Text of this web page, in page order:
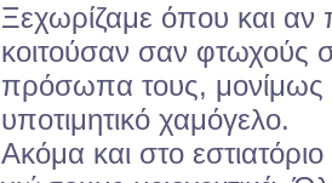
Ξεχωρίζαμε όπου και
κοιτούσαν σαν φτωχούς
πρόσωπα τους, μονίμως
υποτιμητικό χαμόγελο.
Ακόμα και στο